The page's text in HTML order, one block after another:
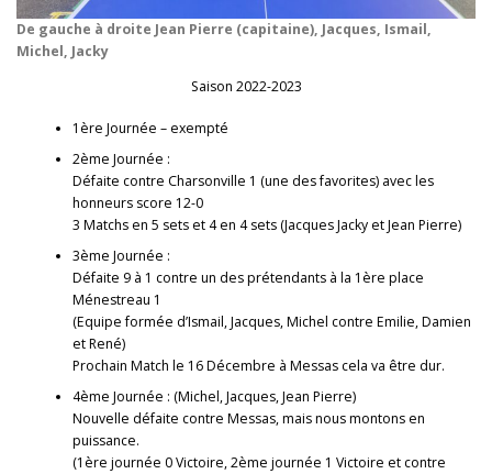
De gauche à droite Jean Pierre (capitaine), Jacques, Ismail,
Michel, Jacky
Saison 2022-2023
1ère Journée – exempté
2ème Journée :
Défaite contre Charsonville 1 (une des favorites) avec les
honneurs score 12-0
3 Matchs en 5 sets et 4 en 4 sets (Jacques Jacky et Jean Pierre)
3ème Journée :
Défaite 9 à 1 contre un des prétendants à la 1ère place
Ménestreau 1
(Equipe formée d’Ismail, Jacques, Michel contre Emilie, Damien
et René)
Prochain Match le 16 Décembre à Messas cela va être dur.
4ème Journée : (Michel, Jacques, Jean Pierre)
Nouvelle défaite contre Messas, mais nous montons en
puissance.
(1ère journée 0 Victoire, 2ème journée 1 Victoire et contre